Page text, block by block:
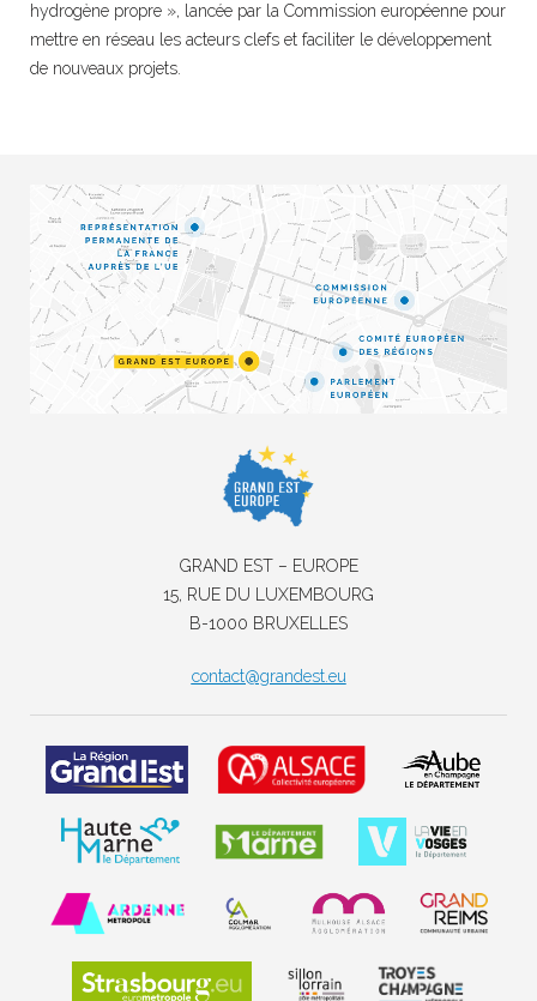
hydrogène propre », lancée par la Commission européenne pour
mettre en réseau les acteurs clefs et faciliter le développement
de nouveaux projets.
GRAND EST – EUROPE
15, RUE DU LUXEMBOURG
B-1000 BRUXELLES
contact@grandest.eu